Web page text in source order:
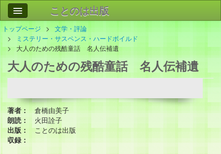
ことのは出版
作品
会社情報
お問い合わせ
検索
トップページ
文学・評論
ミステリー・サスペンス・ハードボイルド
大人のための残酷童話 名人伝補遺
大人のための残酷童話 名人伝補遺
著者：
倉橋由美子
朗読：
火田詮子
出版：
ことのは出版
収録：